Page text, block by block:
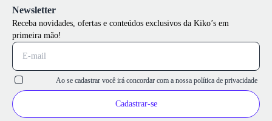
Newsletter
Receba novidades, ofertas e conteúdos exclusivos da Kiko’s em
primeira mão!
Ao se cadastrar você irá concordar com a nossa política de privacidade
Cadastrar-se